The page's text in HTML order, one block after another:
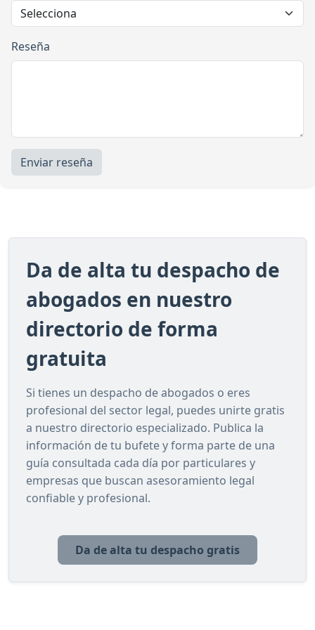
Reseña
Enviar reseña
Da de alta tu despacho de
abogados en nuestro
directorio de forma
gratuita
Si tienes un despacho de abogados o eres
profesional del sector legal, puedes unirte gratis
a nuestro directorio especializado. Publica la
información de tu bufete y forma parte de una
guía consultada cada día por particulares y
empresas que buscan asesoramiento legal
confiable y profesional.
Da de alta tu despacho gratis